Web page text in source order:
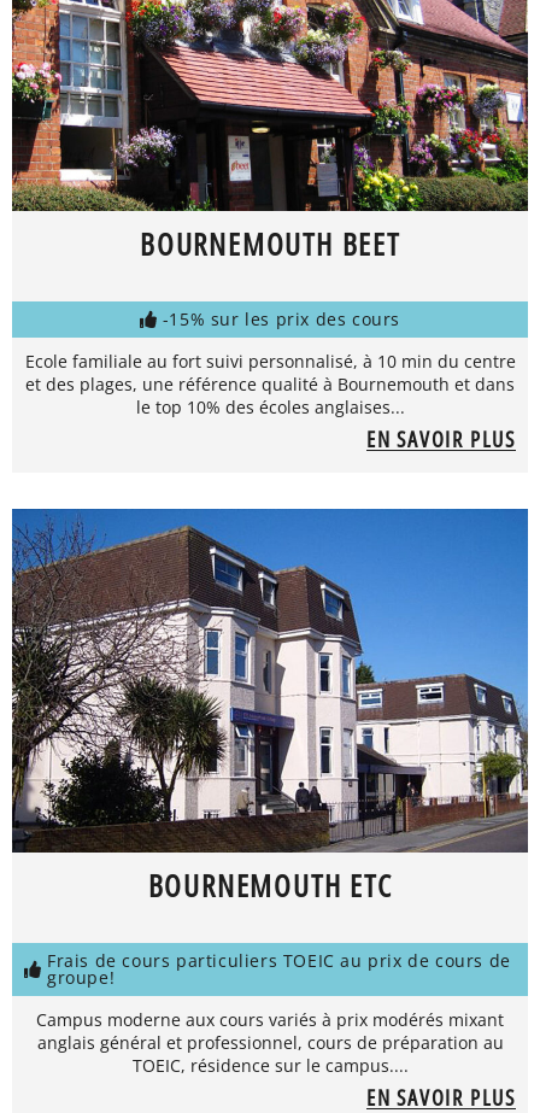
BOURNEMOUTH BEET
-15% sur les prix des cours
Ecole familiale au fort suivi personnalisé, à 10 min du centre
et des plages, une référence qualité à Bournemouth et dans
le top 10% des écoles anglaises...
EN SAVOIR PLUS
BOURNEMOUTH ETC
Frais de cours particuliers TOEIC au prix de cours de
groupe!
Campus moderne aux cours variés à prix modérés mixant
anglais général et professionnel, cours de préparation au
TOEIC, résidence sur le campus....
EN SAVOIR PLUS